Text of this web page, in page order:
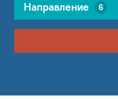
Направление 6